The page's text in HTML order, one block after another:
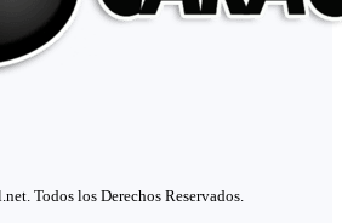
Todos los Derechos Reservados.